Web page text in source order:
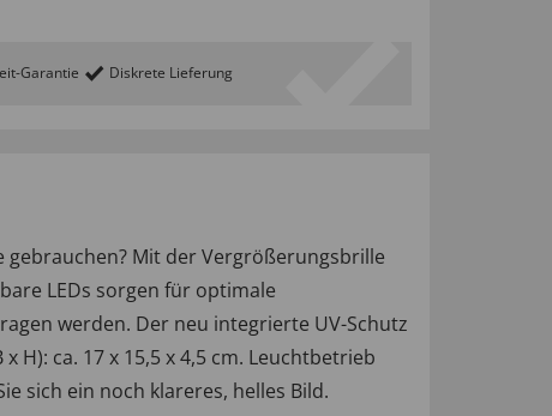
Garantie Diskrete Lieferung
gebrauchen? Mit der Vergrößerungsbrille
LEDs sorgen für optimale
werden. Der neu integrierte UV-Schutz
H): ca. 17 x 15,5 x 4,5 cm. Leuchtbetrieb
sich ein noch klareres, helles Bild.